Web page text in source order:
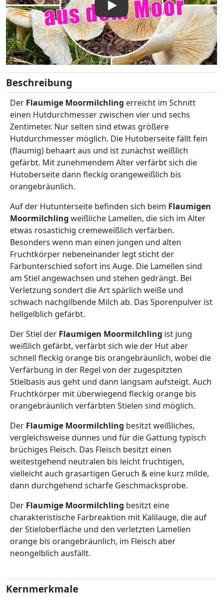
Beschreibung
Der Flaumige Moormilchling erreicht im Schnitt
einen Hutdurchmesser zwischen vier und sechs
Zentimeter. Nur selten sind etwas größere
Hutdurchmesser möglich. Die Hutoberseite fällt fein
(flaumig) behaart aus und ist zunächst weißlich
gefärbt. Mit zunehmendem Alter verfärbt sich die
Hutoberseite dann fleckig orangeweißlich bis
orangebräunlich.
Auf der Hutunterseite befinden sich beim Flaumigen
Moormilchling weißliche Lamellen, die sich im Alter
etwas rosastichig cremeweißlich verfärben.
Besonders wenn man einen jungen und alten
Fruchtkörper nebeneinander legt sticht der
Farbunterschied sofort ins Auge. Die Lamellen sind
am Stiel angewachsen und stehen gedrängt. Bei
Verletzung sondert die Art spärlich weiße und
schwach nachgilbende Milch ab. Das Sporenpulver ist
hellgelblich gefärbt.
Der Stiel der Flaumigen Moormilchling ist jung
weißlich gefärbt, verfärbt sich wie der Hut aber
schnell fleckig orange bis orangebräunlich, wobei die
Verfärbung in der Regel von der zugespitzten
Stielbasis aus geht und dann langsam aufsteigt. Auch
Fruchtkörper mit überwiegend fleckig orange bis
orangebräunlich verfärbten Stielen sind möglich.
Der Flaumige Moormilchling besitzt weißliches,
vergleichsweise dünnes und für die Gattung typisch
brüchiges Fleisch. Das Fleisch besitzt einen
weitestgehend neutralen bis leicht fruchtigen,
vielleicht auch grasartigen Geruch & eine kurz milde,
dann durchgehend scharfe Geschmacksprobe.
Der Flaumige Moormilchling besitzt eine
charakteristische Farbreaktion mit Kalilauge, die auf
der Stieloberfläche und den verletzten Lamellen
orange bis orangebräunlich, im Fleisch aber
neongelblich ausfällt.
Kernmerkmale